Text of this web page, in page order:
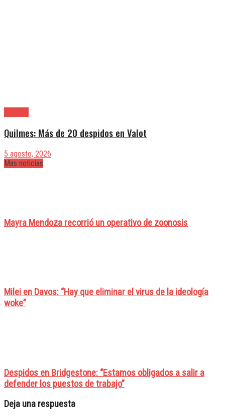
Quilmes: Más de 20 despidos en Valot
5 agosto, 2026
Mas noticias
Mayra Mendoza recorrió un operativo de zoonosis
Milei en Davos: “Hay que eliminar el virus de la ideología
woke”
Despidos en Bridgestone: “Estamos obligados a salir a
defender los puestos de trabajo”
Deja una respuesta